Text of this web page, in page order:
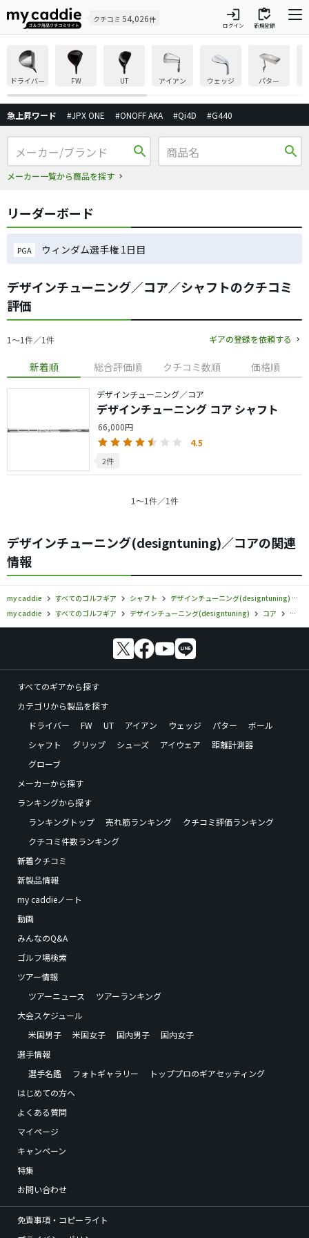
クチコミ 54,026件 login
ログイン
inventory
新規登録
ドライバー FW UT アイアン ウェッジ パター
急上昇ワード #JPX ONE #ONOFF AKA #Qi4D #G440
search
メーカー一覧から商品を探す
search
リーダーボード
PGA ウィンダム選手権 1日目
デザインチューニング／コア／シャフトのクチコミ
評価
1〜1件／1件 ギアの登録を依頼する
新着順 総合評価順 クチコミ数順 価格順
デザインチューニング／コア
デザインチューニング コア シャフト
66,000円
4.5
2件
1〜1件／1件
デザインチューニング(designtuning)／コアの関連
情報
my caddie すべてのゴルフギア シャフト デザインチューニング(designtuning)
my caddie
すべてのゴルフギア デザインチューニング(designtuning) コア デザ
すべてのギアから探す
カテゴリから製品を探す
ドライバー
FW UT アイアン ウェッジ パター
ボール
シャフト
グリップ シューズ アイウェア
距離計測器
グローブ
メーカーから探す
ランキングから探す
ランキングトップ
売れ筋ランキング
クチコミ評価ランキング
クチコミ件数ランキング
新着クチコミ
新製品情報
my caddieノート
動画
みんなのQ&A
ゴルフ場検索
ツアー情報
ツアーニュース
ツアーランキング
大会スケジュール
米国男子
米国女子 国内男子
国内女子
選手情報
選手名鑑
フォトギャラリー
トッププロのギアセッティング
はじめての方へ
よくある質問
マイページ
キャンペーン
特集
お問い合わせ
免責事項・コピーライト